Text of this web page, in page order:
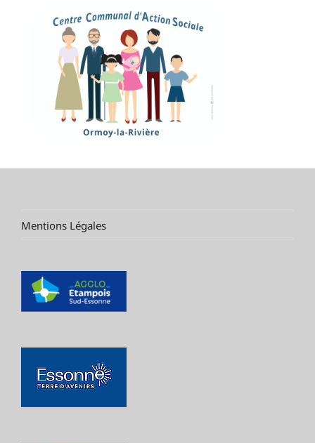
Mentions Légales